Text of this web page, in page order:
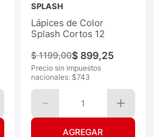
SPLASH
Lápices de Color
Splash Cortos 12
$ 1199,00$ 899,25
Precio sin impuestos
nacionales: $743
1